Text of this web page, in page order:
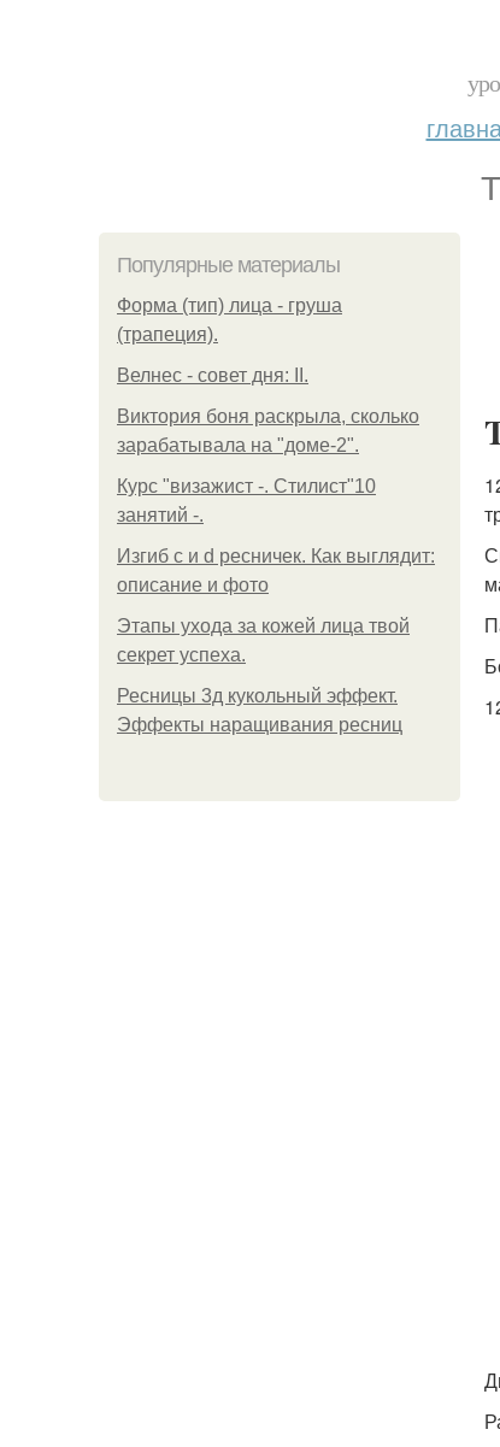
Популярные материалы
Форма (тип) лица - груша
(трапеция).
Велнес - совет дня: II.
Виктория боня раскрыла, сколько
зарабатывала на "доме-2".
Курс "визажист -. Стилист"10
занятий -.
Изгиб c и d ресничек. Как выглядит:
описание и фото
Этапы ухода за кожей лица твой
секрет успеха.
Ресницы 3д кукольный эффект.
Эффекты наращивания ресниц